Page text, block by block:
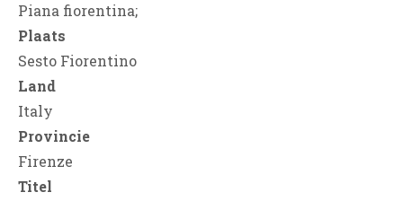
Piana fiorentina;
Plaats
Sesto Fiorentino
Land
Italy
Provincie
Firenze
Titel